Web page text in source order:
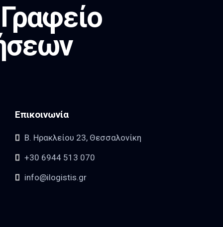
Επικοινωνία
Β. Ηρακλείου 23, Θεσσαλονίκη
+30 6944 513 070
info@ilogistis.gr